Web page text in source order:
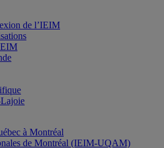
de l’IEIM
à Montréal
de Montréal (IEIM-UQAM)